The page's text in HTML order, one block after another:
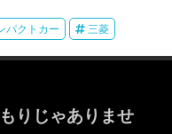
パクトカー 三菱
りじゃありませ